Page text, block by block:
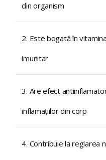
din organism
2. Este bogată în
imunitar
3. Are efect
inflamațiilor din corp
4. Contribuie la reglarea